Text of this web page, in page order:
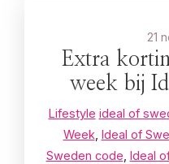
21
Extra
week bij
Lifestyle ideal of
Week Ideal of
Sweden code Ideal